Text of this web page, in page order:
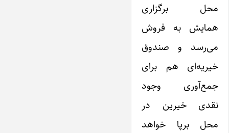
محل برگزاری
همایش به فروش
می‌رسد و صندوق
خیریه‌ای هم برای
جمع‌آوری وجود
نقدی خیرین در
محل برپا خواهد